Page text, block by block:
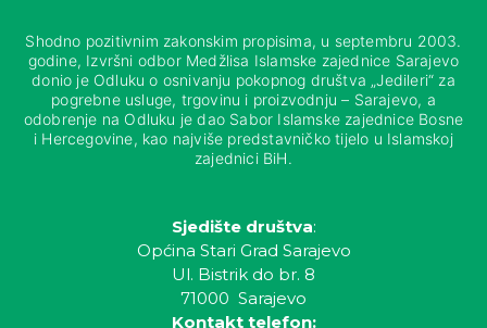
Shodno pozitivnim zakonskim propisima, u septembru 2003.
godine, Izvršni odbor Medžlisa Islamske zajednice Sarajevo
donio je Odluku o osnivanju pokopnog društva „Jedileri“ za
pogrebne usluge, trgovinu i proizvodnju – Sarajevo, a
odobrenje na Odluku je dao Sabor Islamske zajednice Bosne
i Hercegovine, kao najviše predstavničko tijelo u Islamskoj
zajednici BiH.
Sjedište društva:
Općina Stari Grad Sarajevo
Ul. Bistrik do br. 8
71000 Sarajevo
Kontakt telefon: